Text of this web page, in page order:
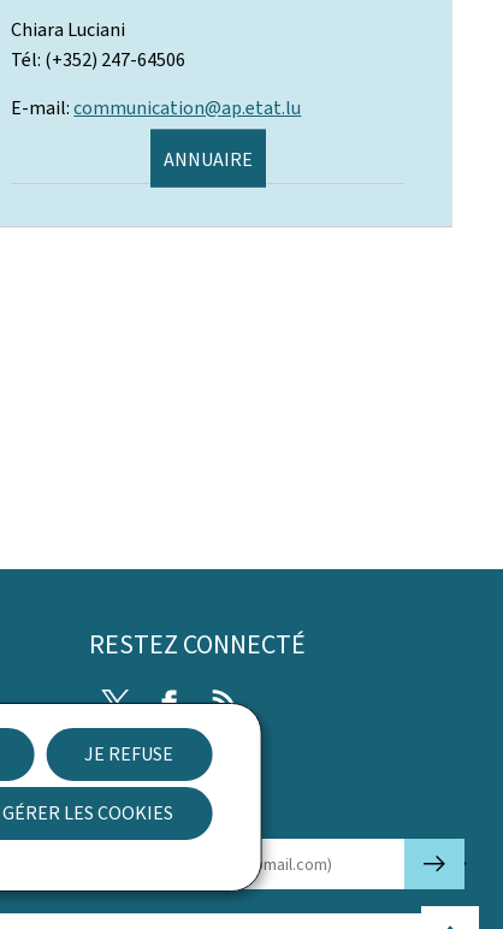
JE REFUSE
GÉRER LES COOKIES
Chiara Luciani
Tél: (+352) 247-64506
E-mail:communication@ap.etat.lu
ANNUAIRE
RESTEZ CONNECTÉ
TwitterFacebook
RSS
Newsletter
🡒
Haut